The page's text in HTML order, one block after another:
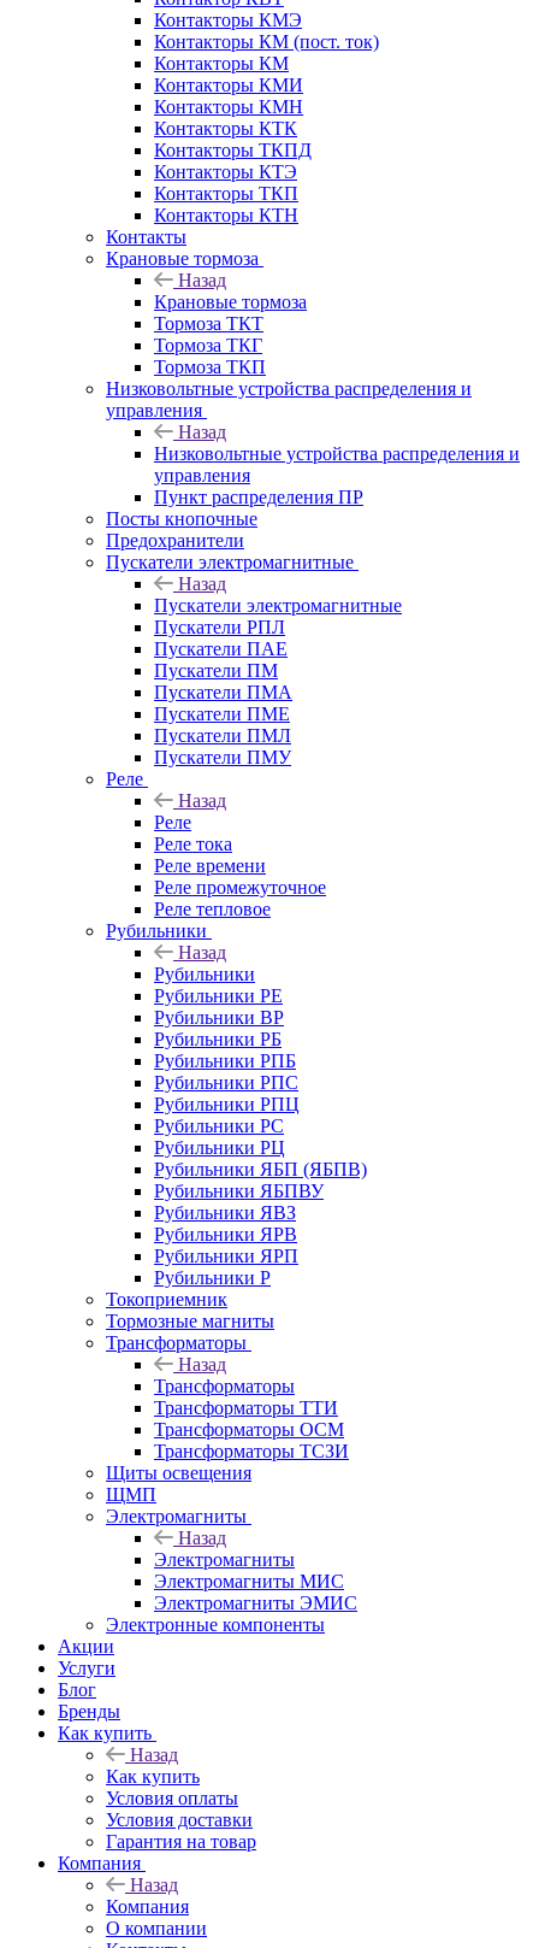
Контакторы КМЭ
Контакторы КМ (пост. ток)
Контакторы КМ
Контакторы КМИ
Контакторы КМН
Контакторы КТК
Контакторы ТКПД
Контакторы КТЭ
Контакторы ТКП
Контакторы КТН
Контакты
Крановые тормоза
Назад
Крановые тормоза
Тормоза ТКТ
Тормоза ТКГ
Тормоза ТКП
Низковольтные устройства распределения и
управления
Назад
Низковольтные устройства распределения и
управления
Пункт распределения ПР
Посты кнопочные
Предохранители
Пускатели электромагнитные
Назад
Пускатели электромагнитные
Пускатели РПЛ
Пускатели ПАЕ
Пускатели ПМ
Пускатели ПМА
Пускатели ПМЕ
Пускатели ПМЛ
Пускатели ПМУ
Реле
Назад
Реле
Реле тока
Реле времени
Реле промежуточное
Реле тепловое
Рубильники
Назад
Рубильники
Рубильники РЕ
Рубильники ВР
Рубильники РБ
Рубильники РПБ
Рубильники РПС
Рубильники РПЦ
Рубильники РС
Рубильники РЦ
Рубильники ЯБП (ЯБПВ)
Рубильники ЯБПВУ
Рубильники ЯВЗ
Рубильники ЯРВ
Рубильники ЯРП
Рубильники Р
Токоприемник
Тормозные магниты
Трансформаторы
Назад
Трансформаторы
Трансформаторы ТТИ
Трансформаторы ОСМ
Трансформаторы ТСЗИ
Щиты освещения
ЩМП
Электромагниты
Назад
Электромагниты
Электромагниты МИС
Электромагниты ЭМИС
Электронные компоненты
Акции
Услуги
Блог
Бренды
Как купить
Назад
Как купить
Условия оплаты
Условия доставки
Гарантия на товар
Компания
Назад
Компания
О компании